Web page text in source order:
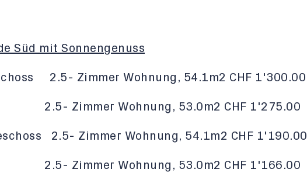
Süd mit Sonnengenuss
2.5- Zimmer Wohnung, 54.1m2 CHF 1'300.00
Wohnung, 53.0m2 CHF 1'275.00
2.5- Zimmer Wohnung, 54.1m2 CHF 1'190.00
Wohnung, 53.0m2 CHF 1'166.00